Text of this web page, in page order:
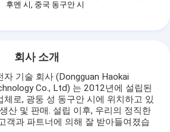
후멘 시, 중국 동구안 시
회사 소개
자 기술 회사 (Dongguan Haokai
Co., Ltd) 는 2012년에 설립된
체로, 광둥 성 동구안 시에 위치하고 있
산 및 판매. 설립 이후, 우리의 정직한
객과 파트너에 의해 잘 받아들여졌습